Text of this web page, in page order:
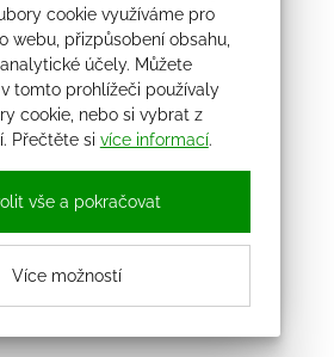
cookie využíváme pro
webu, přizpůsobení obsahu,
účely. Můžete
tomto prohlížeči používaly
cookie, nebo si vybrat z
Přečtěte si více informací.
vše a pokračovat
Více možností